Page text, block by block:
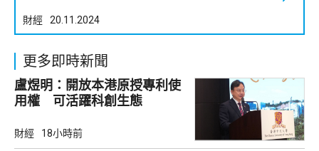
財經 20.11.2024
更多即時新聞
盧煜明：開放本港原授專利使
用權 可活躍科創生態
財經 18小時前